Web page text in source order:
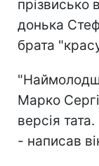
прізвисько
донька
брата
Марко
версія
- написав